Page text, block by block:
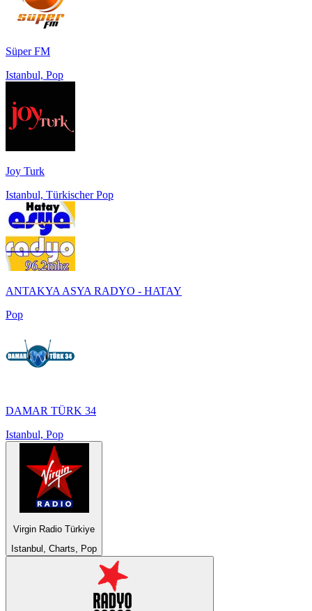
Süper FM
Istanbul, Pop
Joy Turk
Istanbul, Türkischer Pop
ANTAKYA ASYA RADYO - HATAY
Pop
DAMAR TÜRK 34
Istanbul, Pop
Virgin Radio Türkiye
Istanbul, Charts, Pop